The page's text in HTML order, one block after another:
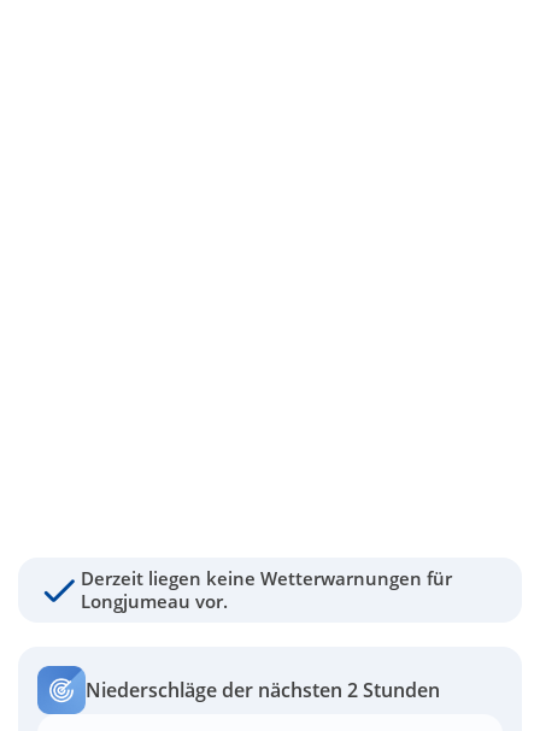
Derzeit liegen keine Wetterwarnungen für
Longjumeau vor.
Niederschläge der nächsten 2 Stunden